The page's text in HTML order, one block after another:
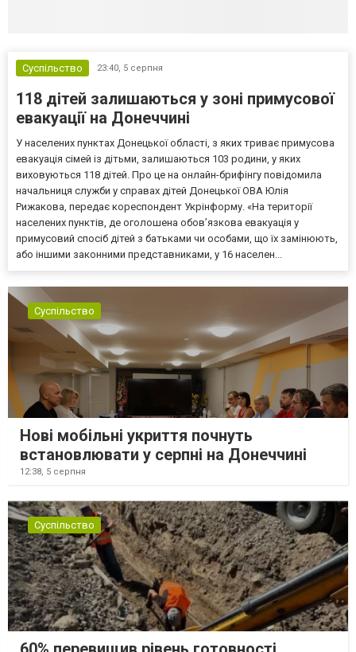
Суспільство 23:40, 5 серпня
118 дітей залишаються у зоні примусової
евакуації на Донеччині
У населених пунктах Донецької області, з яких триває примусова
евакуація сімей із дітьми, залишаються 103 родини, у яких
виховуються 118 дітей. Про це на онлайн-брифінгу повідомила
начальниця служби у справах дітей Донецької ОВА Юлія
Рижакова, передає кореспондент Укрінформу. «На території
населених пунктів, де оголошена обов’язкова евакуація у
примусовий спосіб дітей з батьками чи особами, що їх замінюють,
або іншими законними представниками, у 16 населен...
Суспільство
Нові мобільні укриття почнуть
встановлювати у серпні на Донеччині
12:38, 5 серпня
Суспільство